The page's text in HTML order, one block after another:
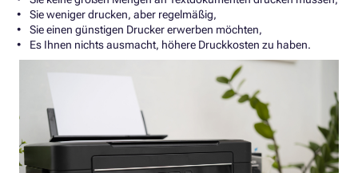
Sie weniger drucken, aber regelmäßig,
Sie einen günstigen Drucker erwerben möchten,
Es Ihnen nichts ausmacht, höhere Druckkosten zu haben.